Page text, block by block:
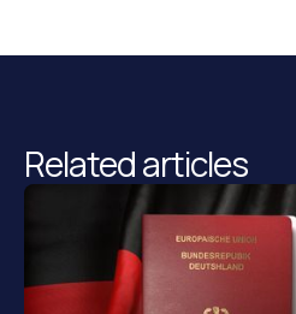
Related articles